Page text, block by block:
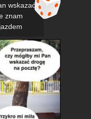
wskazać
znam